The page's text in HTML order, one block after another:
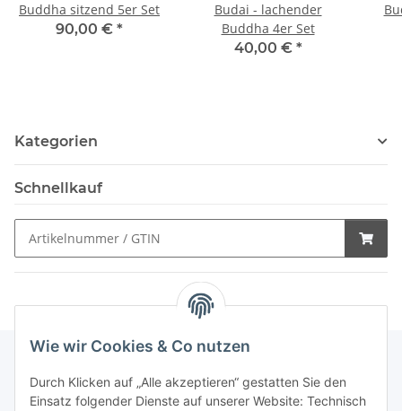
Wie wir Cookies & Co nutzen
Durch Klicken auf „Alle akzeptieren“ gestatten Sie den
Einsatz folgender Dienste auf unserer Website: Technisch
Buddha sitzend 5er Set
90,00 € *
Budai - lachender
Buddha 4er Set
40,00 € *
Kategorien
Schnellkauf
Schnellkauf